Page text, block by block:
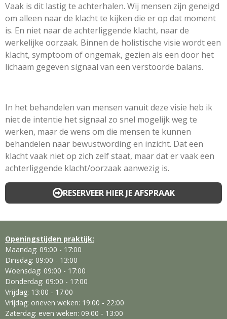
Vaak is dit lastig te achterhalen. Wij mensen zijn geneigd
om alleen naar de klacht te kijken die er op dat moment
is. En niet naar de achterliggende klacht, naar de
werkelijke oorzaak. Binnen de holistische visie wordt een
klacht, symptoom of ongemak, gezien als een door het
lichaam gegeven signaal van een verstoorde balans.
In het behandelen van mensen vanuit deze visie heb ik
niet de intentie het signaal zo snel mogelijk weg te
werken, maar de wens om die mensen te kunnen
behandelen naar bewustwording en inzicht. Dat een
klacht vaak niet op zich zelf staat, maar dat er vaak een
achterliggende klacht/oorzaak aanwezig is.
RESERVEER HIER JE AFSPRAAK
Openingstijden praktijk:
Maandag: 09:00 - 17:00
Dinsdag: 09:00 - 13:00
Woensdag: 09:00 - 17:00
Donderdag: 09:00 - 17:00
Vrijdag: 13:00 - 17:00
Vrijdag: oneven weken: 19:00 - 22:00
Zaterdag: even weken: 09.00 - 13:00